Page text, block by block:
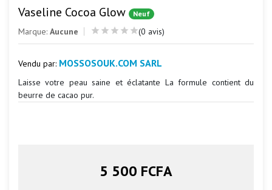
Vaseline Cocoa Glow Neuf
Marque: Aucune (0 avis)
Vendu par: MOSSOSOUK.COM SARL
Laisse votre peau saine et éclatante La formule contient du
beurre de cacao pur.
5 500 FCFA